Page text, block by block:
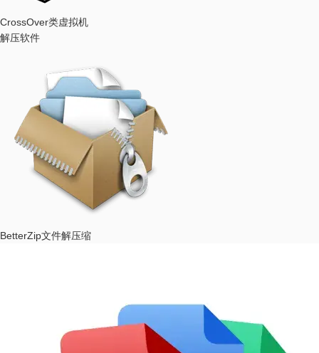
CrossOver类虚拟机
解压软件
BetterZip文件解压缩